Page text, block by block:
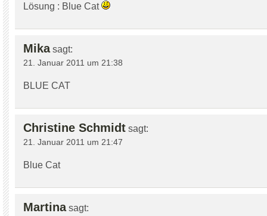
Lösung : Blue Cat
Mika sagt:
21. Januar 2011 um 21:38
BLUE CAT
Christine Schmidt sagt:
21. Januar 2011 um 21:47
Blue Cat
Martina sagt: